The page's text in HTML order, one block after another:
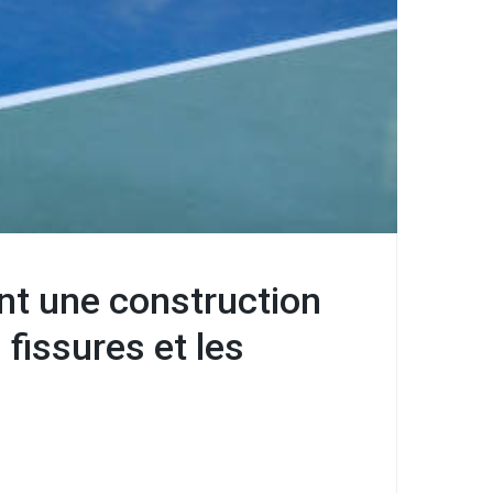
une construction
fissures et les